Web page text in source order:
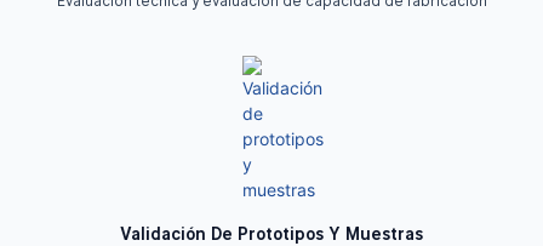
Validación De Prototipos Y Muestras